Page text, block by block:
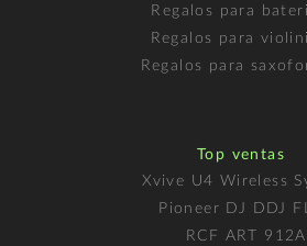
Regalos para
Regalos para
Regalos para
Top ventas
Xvive U4 Wireless
Pioneer DJ DDJ
RCF ART 912A